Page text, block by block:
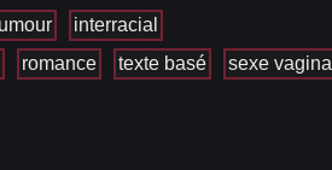
interracial
romance texte basé
sexe vaginal